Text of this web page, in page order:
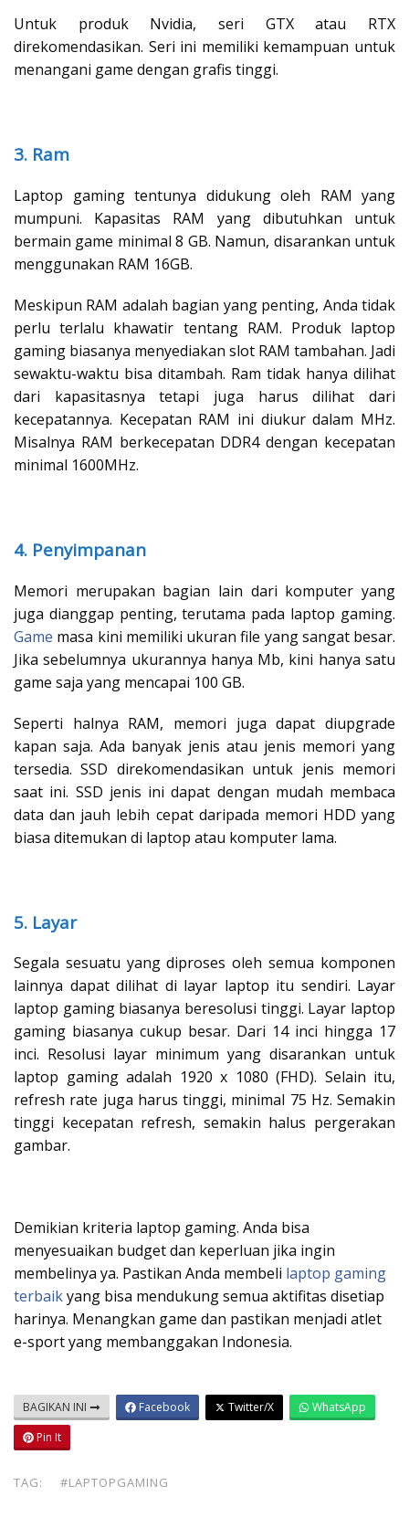
Untuk produk Nvidia, seri GTX atau RTX
direkomendasikan. Seri ini memiliki kemampuan untuk
menangani game dengan grafis tinggi.
3. Ram
Laptop gaming tentunya didukung oleh RAM yang
mumpuni. Kapasitas RAM yang dibutuhkan untuk
bermain game minimal 8 GB. Namun, disarankan untuk
menggunakan RAM 16GB.
Meskipun RAM adalah bagian yang penting, Anda tidak
perlu terlalu khawatir tentang RAM. Produk laptop
gaming biasanya menyediakan slot RAM tambahan. Jadi
sewaktu-waktu bisa ditambah. Ram tidak hanya dilihat
dari kapasitasnya tetapi juga harus dilihat dari
kecepatannya. Kecepatan RAM ini diukur dalam MHz.
Misalnya RAM berkecepatan DDR4 dengan kecepatan
minimal 1600MHz.
4. Penyimpanan
Memori merupakan bagian lain dari komputer yang
juga dianggap penting, terutama pada laptop gaming.
Game masa kini memiliki ukuran file yang sangat besar.
Jika sebelumnya ukurannya hanya Mb, kini hanya satu
game saja yang mencapai 100 GB.
Seperti halnya RAM, memori juga dapat diupgrade
kapan saja. Ada banyak jenis atau jenis memori yang
tersedia. SSD direkomendasikan untuk jenis memori
saat ini. SSD jenis ini dapat dengan mudah membaca
data dan jauh lebih cepat daripada memori HDD yang
biasa ditemukan di laptop atau komputer lama.
5. Layar
Segala sesuatu yang diproses oleh semua komponen
lainnya dapat dilihat di layar laptop itu sendiri. Layar
laptop gaming biasanya beresolusi tinggi. Layar laptop
gaming biasanya cukup besar. Dari 14 inci hingga 17
inci. Resolusi layar minimum yang disarankan untuk
laptop gaming adalah 1920 x 1080 (FHD). Selain itu,
refresh rate juga harus tinggi, minimal 75 Hz. Semakin
tinggi kecepatan refresh, semakin halus pergerakan
gambar.
Demikian kriteria laptop gaming. Anda bisa
menyesuaikan budget dan keperluan jika ingin
membelinya ya. Pastikan Anda membeli laptop gaming
terbaikyang bisa mendukung semua aktifitas disetiap
harinya. Menangkan game dan pastikan menjadi atlet
e-sport yang membanggakan Indonesia.
BAGIKAN INI Facebook Twitter/X
WhatsApp
Pin It
TAG: #LAPTOPGAMING